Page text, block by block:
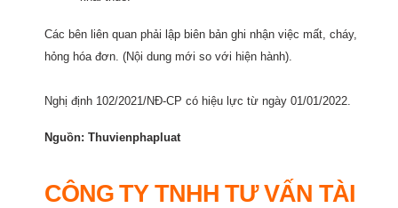
Các bên liên quan phải lập biên bản ghi nhận việc mất, cháy,
hỏng hóa đơn. (Nội dung mới so với hiện hành).
Nghị định 102/2021/NĐ-CP có hiệu lực từ ngày 01/01/2022.
Nguồn: Thuvienphapluat
CÔNG TY TNHH TƯ VẤN TÀI